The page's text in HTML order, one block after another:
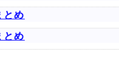
とめ
とめ